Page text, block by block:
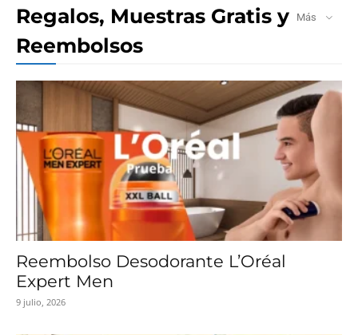
Regalos, Muestras Gratis y
Reembolsos
Más
Reembolso Desodorante L’Oréal
Expert Men
9 julio, 2026